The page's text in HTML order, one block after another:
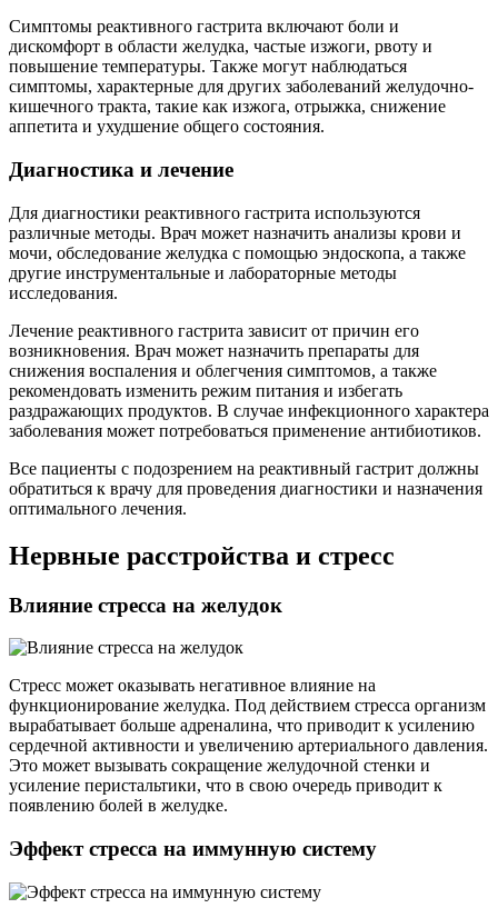
Симптомы реактивного гастрита включают боли и
дискомфорт в области желудка, частые изжоги, рвоту и
повышение температуры. Также могут наблюдаться
симптомы, характерные для других заболеваний желудочно-
кишечного тракта, такие как изжога, отрыжка, снижение
аппетита и ухудшение общего состояния.
Диагностика и лечение
Для диагностики реактивного гастрита используются
различные методы. Врач может назначить анализы крови и
мочи, обследование желудка с помощью эндоскопа, а также
другие инструментальные и лабораторные методы
исследования.
Лечение реактивного гастрита зависит от причин его
возникновения. Врач может назначить препараты для
снижения воспаления и облегчения симптомов, а также
рекомендовать изменить режим питания и избегать
раздражающих продуктов. В случае инфекционного характера
заболевания может потребоваться применение антибиотиков.
Все пациенты с подозрением на реактивный гастрит должны
обратиться к врачу для проведения диагностики и назначения
оптимального лечения.
Нервные расстройства и стресс
Влияние стресса на желудок
Стресс может оказывать негативное влияние на
функционирование желудка. Под действием стресса организм
вырабатывает больше адреналина, что приводит к усилению
сердечной активности и увеличению артериального давления.
Это может вызывать сокращение желудочной стенки и
усиление перистальтики, что в свою очередь приводит к
появлению болей в желудке.
Эффект стресса на иммунную систему